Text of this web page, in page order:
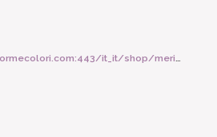
shop/meri_meri_party/accessori/meri_meri_meri_meri_borsellino_leoncino/3350